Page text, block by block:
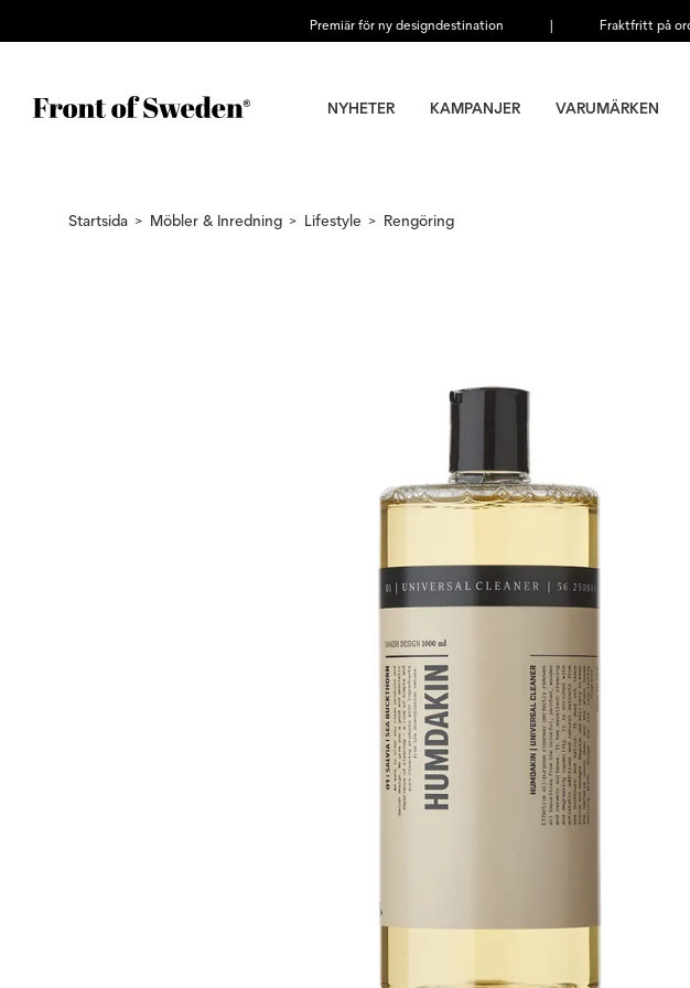
Premiär för ny designdestination | Fraktfritt på
NYHETER KAMPANJER VARUMÄRKEN
Startsida Möbler & Inredning Lifestyle Rengöring